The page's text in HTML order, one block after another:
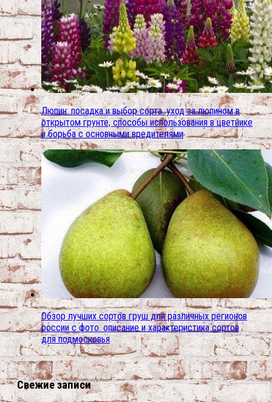
Люпин: посадка и выбор сорта. уход за люпином в
открытом грунте, способы использования в цветнике
и борьба с основными вредителями
Обзор лучших сортов груш для различных регионов
россии с фото. описание и характеристика сортов
для подмосковья
Свежие записи